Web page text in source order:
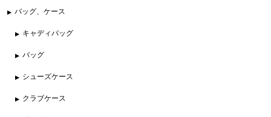
バッグ、ケース
キャディバッグ
バッグ
シューズケース
クラブケース